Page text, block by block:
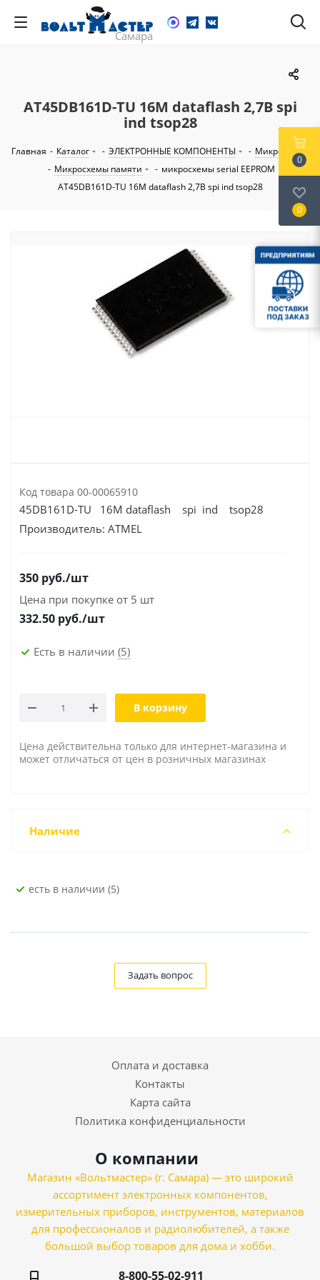
AT45DB161D-TU 16M dataflash 2,7В spi
ind tsop28
Главная - Каталог - ЭЛЕКТРОННЫЕ КОМПОНЕНТЫ - Микросхемы
- Микросхемы памяти - микросхемы serial EEPROM
AT45DB161D-TU 16M dataflash 2,7В spi ind tsop28
Код товара 00-00065910
45DB161D-TU 16M dataflash spi ind tsop28
Производитель: ATMEL
350 руб./шт
Цена при покупке от 5 шт
332.50 руб./шт
Есть в наличии (5)
В корзину
Цена действительна только для интернет-магазина и
может отличаться от цен в розничных магазинах
Наличие
Есть в наличии (5)
Задать вопрос
Оплата и доставка
Контакты
Карта сайта
Политика конфиденциальности
О компании
Магазин «Вольтмастер» (г. Самара) — это широкий
ассортимент электронных компонентов,
измерительных приборов, инструментов, материалов
для профессионалов и радиолюбителей, а также
большой выбор товаров для дома и хобби.
8-800-55-02-911
0
0